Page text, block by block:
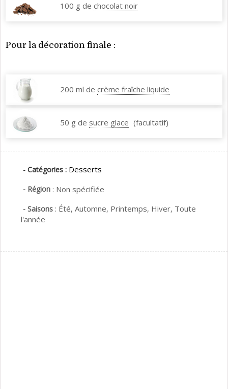
100 g de chocolat noir
Pour la décoration finale :
200 ml de crème fraîche liquide
50 g de sucre glace (facultatif)
- Catégories : Desserts
- Région : Non spécifiée
- Saisons : Été, Automne, Printemps, Hiver, Toute
l'année